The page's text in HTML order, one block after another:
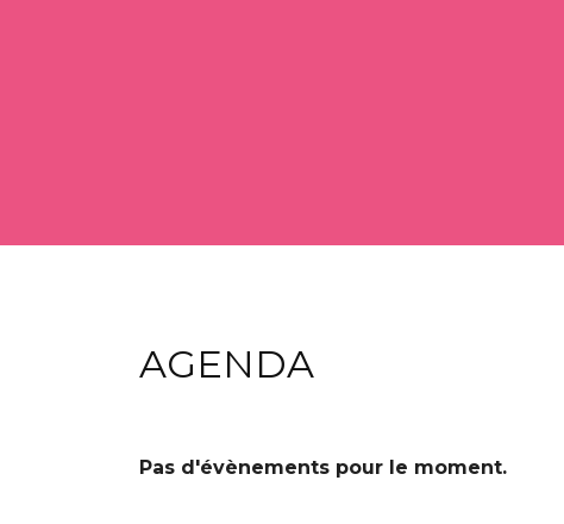
AGENDA
Pas d'évènements pour le moment.